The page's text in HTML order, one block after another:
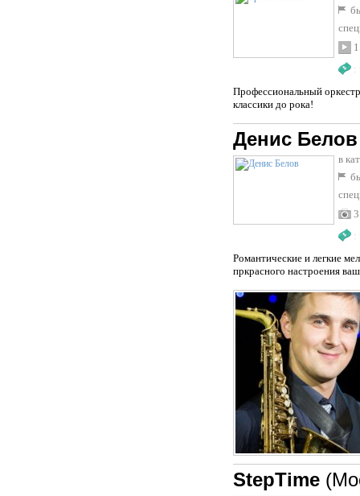
1
:
Профессиональный
классики до рока!
Денис Белов
в
3
:
Романтические и легкие
пркрасного настроения
StepTime